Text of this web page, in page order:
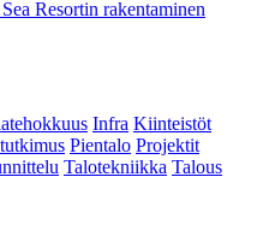
Resortin rakentaminen
Infra Kiinteistöt
Pientalo Projektit
Talotekniikka Talous